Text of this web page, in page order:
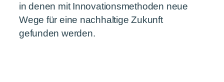
in denen mit Innovationsmethoden neue
Wege für eine nachhaltige Zukunft
gefunden werden.